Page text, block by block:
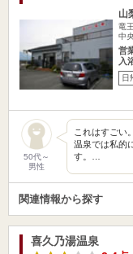
山
竜
中
営
入
日
50代～
男性
これはすごい
温泉では私的
す。…
関連情報から探す
喜久乃湯温泉